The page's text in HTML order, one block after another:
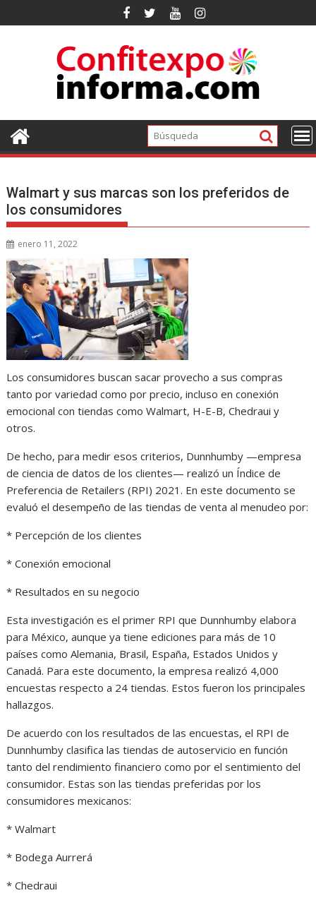
al
Walmart y sus marcas son los preferidos de
los consumidores
enero 11, 2022
Los consumidores buscan sacar provecho a sus compras
tanto por variedad como por precio, incluso en conexión
emocional con tiendas como Walmart, H-E-B, Chedraui y
otros.
De hecho, para medir esos criterios, Dunnhumby —empresa
de ciencia de datos de los clientes— realizó un Índice de
Preferencia de Retailers (RPI) 2021. En este documento se
evaluó el desempeño de las tiendas de venta al menudeo por:
* Percepción de los clientes
* Conexión emocional
* Resultados en su negocio
Esta investigación es el primer RPI que Dunnhumby elabora
para México, aunque ya tiene ediciones para más de 10
países como Alemania, Brasil, España, Estados Unidos y
Canadá. Para este documento, la empresa realizó 4,000
encuestas respecto a 24 tiendas. Estos fueron los principales
hallazgos.
De acuerdo con los resultados de las encuestas, el RPI de
Dunnhumby clasifica las tiendas de autoservicio en función
tanto del rendimiento financiero como por el sentimiento del
consumidor. Estas son las tiendas preferidas por los
consumidores mexicanos:
* Walmart
* Bodega Aurrerá
* Chedraui